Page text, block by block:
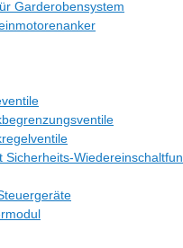
Garderobensystem
Sicherheits-